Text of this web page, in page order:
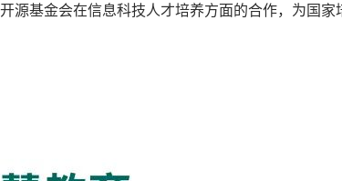
源基金会在信息科技人才培养方面的合作，为国